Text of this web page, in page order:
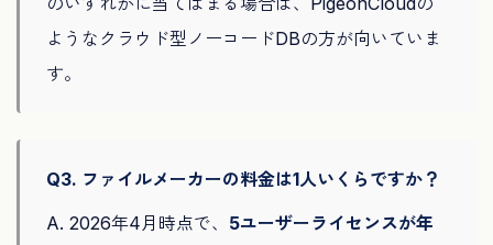
ようなクラウド型ノーコードDBの方が向いていま
す。
Q3. ファイルメーカーの料金は1人いくらですか？
A. 2026年4月時点で、 5ユーザーライセンスが年